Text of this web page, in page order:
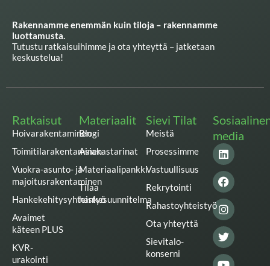
Rakennamme enemmän kuin tiloja – rakennamme
luottamusta.
Tutustu ratkaisuihimme ja ota yhteyttä – jatketaan
keskustelua!
Ratkaisut
Hoivarakentaminen
Toimitilarakentaminen
Vuokra-asunto- ja
majoitusrakentaminen
Hankekehitysyhteistyö
Avaimet
käteen PLUS
KVR-
urakointi
Materiaalit
Blogi
Asiakastarinat
Materiaalipankki
Tilaa
hankesuunnitelma
Sievi Tilat
Meistä
Prosessimme
Vastuullisuus
Rekrytointi
Rahastoyhteistyö
Ota yhteyttä
Sievitalo-
konserni
media
L
i
n
k
e
d
i
n
F
a
c
e
b
o
o
k
I
n
s
t
a
g
r
a
m
T
w
i
t
t
e
r
Y
o
u
t
u
b
e